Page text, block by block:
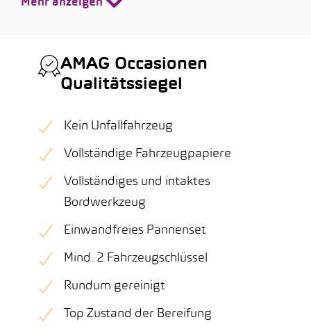
Mehr anzeigen
AMAG Occasionen
Qualitätssiegel
Kein Unfallfahrzeug
Vollständige Fahrzeugpapiere
Vollständiges und intaktes
Bordwerkzeug
Einwandfreies Pannenset
Mind. 2 Fahrzeugschlüssel
Rundum gereinigt
Top Zustand der Bereifung